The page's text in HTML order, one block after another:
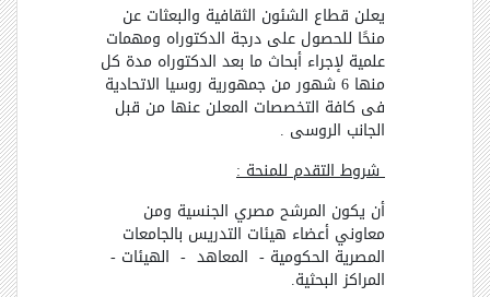
يعلن قطاع الشئون الثقافية والبعثات عن
منحًا للحصول على درجة الدكتوراه ومهمات
علمية لإجراء أبحاث ما بعد الدكتوراه مدة كل
منها 6 شهور من جمهورية روسيا الاتحادية
فى كافة التخصصات المعلن عنها من قبل
الجانب الروسى .
شروط التقدم للمنحة :
أن يكون المرشح مصري الجنسية ومن
معاوني أعضاء هيئات التدريس بالجامعات
المصرية الحكومية - المعاهد - الهيئات -
المراكز البحثية.